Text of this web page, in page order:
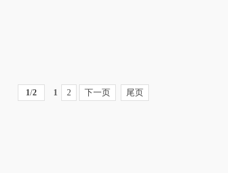
1/2 1 2 下一页 尾页